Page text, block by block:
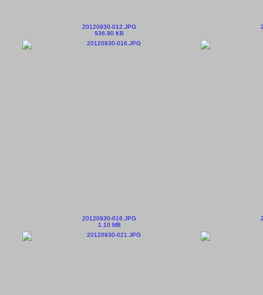
20120930-012.JPG
936.90 KB
20120930-016.JPG
1.10 MB